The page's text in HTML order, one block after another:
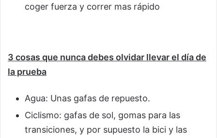
coger fuerza y correr mas rápido
3 cosas que nunca debes olvidar llevar el día de
la prueba
Agua: Unas gafas de repuesto.
Ciclismo: gafas de sol, gomas para las
transiciones, y por supuesto la bici y las